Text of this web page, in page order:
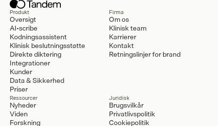
Produkt
Oversigt
AI-scribe
Kodningsassistent
Klinisk beslutningsstøtte
Direkte diktering
Integrationer
Kunder
Data & Sikkerhed
Priser
Firma
Om os
Klinisk team
Karrierer
Kontakt
Retningslinjer for brand
Ressourcer
Nyheder
Viden
Forskning
Juridisk
Brugsvilkår
Privatlivspolitik
Cookiepolitik